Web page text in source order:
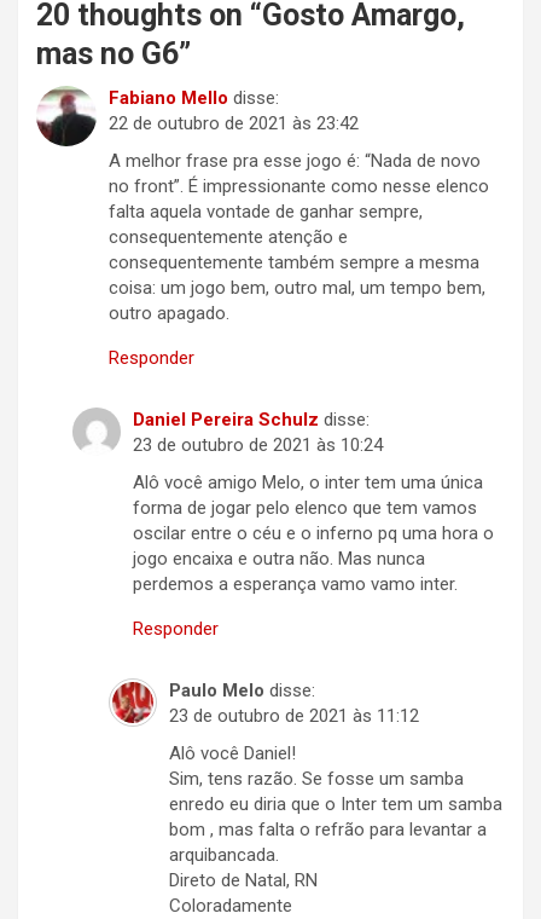
20 thoughts on “Gosto Amargo,
mas no G6”
Fabiano Mello disse:
22 de outubro de 2021 às 23:42
A melhor frase pra esse jogo é: “Nada de novo
no front”. É impressionante como nesse elenco
falta aquela vontade de ganhar sempre,
consequentemente atenção e
consequentemente também sempre a mesma
coisa: um jogo bem, outro mal, um tempo bem,
outro apagado.
Responder
Daniel Pereira Schulz disse:
23 de outubro de 2021 às 10:24
Alô você amigo Melo, o inter tem uma única
forma de jogar pelo elenco que tem vamos
oscilar entre o céu e o inferno pq uma hora o
jogo encaixa e outra não. Mas nunca
perdemos a esperança vamo vamo inter.
Responder
Paulo Melo disse:
23 de outubro de 2021 às 11:12
Alô você Daniel!
Sim, tens razão. Se fosse um samba
enredo eu diria que o Inter tem um samba
bom , mas falta o refrão para levantar a
arquibancada.
Direto de Natal, RN
Coloradamente